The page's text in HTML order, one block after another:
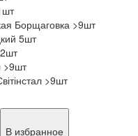
шт
Борщаговка >9шт
5шт
шт
>9шт
>9шт
В избранное